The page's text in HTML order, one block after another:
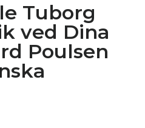
Tuborg
ved Dina
Poulsen